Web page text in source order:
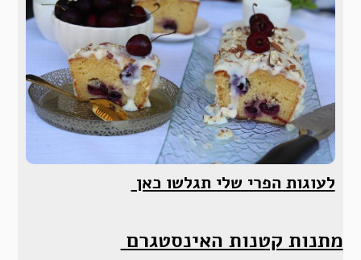
לעוגות הפרי שלי תגלשו כאן
מתנות קטנות האינסטגרם